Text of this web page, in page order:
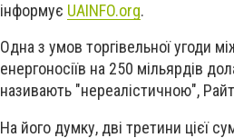
інформує UAINFO.org.
Одна з умов торгівельної угоди
енергоносіїв на 250 мільярдів
називають "нереалістичною",
На його думку, дві третини цієї